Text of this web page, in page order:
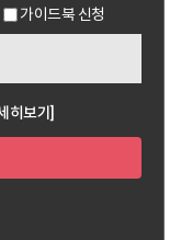
가이드북 신청
히보기]